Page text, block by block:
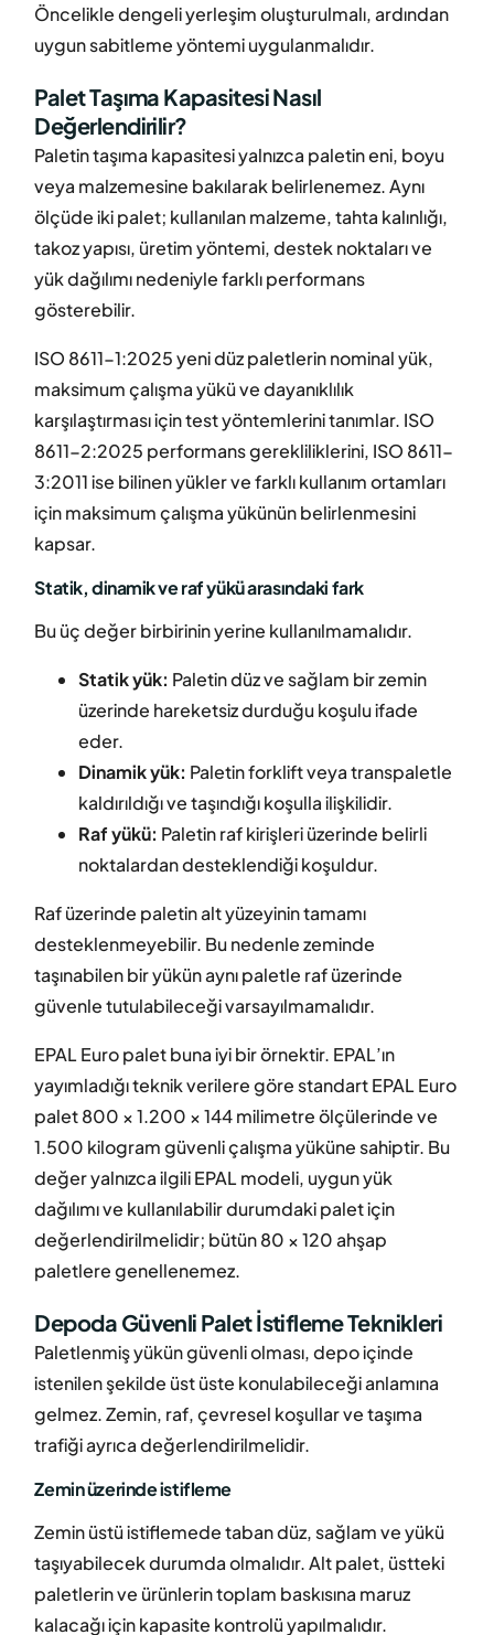
Öncelikle dengeli yerleşim oluşturulmalı, ardından
uygun sabitleme yöntemi uygulanmalıdır.
Palet Taşıma Kapasitesi Nasıl
Değerlendirilir?
Paletin taşıma kapasitesi yalnızca paletin eni, boyu
veya malzemesine bakılarak belirlenemez. Aynı
ölçüde iki palet; kullanılan malzeme, tahta kalınlığı,
takoz yapısı, üretim yöntemi, destek noktaları ve
yük dağılımı nedeniyle farklı performans
gösterebilir.
ISO 8611-1:2025 yeni düz paletlerin nominal yük,
maksimum çalışma yükü ve dayanıklılık
karşılaştırması için test yöntemlerini tanımlar. ISO
8611-2:2025 performans gerekliliklerini, ISO 8611-
3:2011 ise bilinen yükler ve farklı kullanım ortamları
için maksimum çalışma yükünün belirlenmesini
kapsar.
Statik, dinamik ve raf yükü arasındaki fark
Bu üç değer birbirinin yerine kullanılmamalıdır.
Statik yük: Paletin düz ve sağlam bir zemin
üzerinde hareketsiz durduğu koşulu ifade
eder.
Dinamik yük: Paletin forklift veya transpaletle
kaldırıldığı ve taşındığı koşulla ilişkilidir.
Raf yükü: Paletin raf kirişleri üzerinde belirli
noktalardan desteklendiği koşuldur.
Raf üzerinde paletin alt yüzeyinin tamamı
desteklenmeyebilir. Bu nedenle zeminde
taşınabilen bir yükün aynı paletle raf üzerinde
güvenle tutulabileceği varsayılmamalıdır.
EPAL Euro palet buna iyi bir örnektir. EPAL’ın
yayımladığı teknik verilere göre standart EPAL Euro
palet 800 × 1.200 × 144 milimetre ölçülerinde ve
1.500 kilogram güvenli çalışma yüküne sahiptir. Bu
değer yalnızca ilgili EPAL modeli, uygun yük
dağılımı ve kullanılabilir durumdaki palet için
değerlendirilmelidir; bütün 80 × 120 ahşap
paletlere genellenemez.
Depoda Güvenli Palet İstifleme Teknikleri
Paletlenmiş yükün güvenli olması, depo içinde
istenilen şekilde üst üste konulabileceği anlamına
gelmez. Zemin, raf, çevresel koşullar ve taşıma
trafiği ayrıca değerlendirilmelidir.
Zemin üzerinde istifleme
Zemin üstü istiflemede taban düz, sağlam ve yükü
taşıyabilecek durumda olmalıdır. Alt palet, üstteki
paletlerin ve ürünlerin toplam baskısına maruz
kalacağı için kapasite kontrolü yapılmalıdır.